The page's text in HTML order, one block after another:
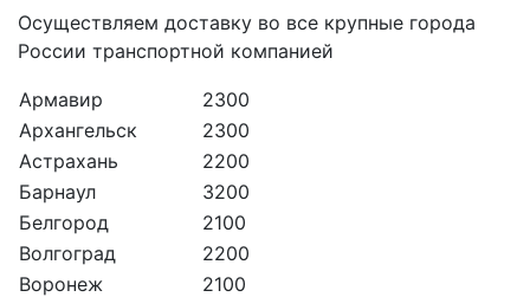
Осуществляем доставку во все крупные города
России транспортной компанией
Армавир
2300
Архангельск
2300
Астрахань
2200
Барнаул
3200
Белгород
2100
Волгоград
2200
Воронеж
2100